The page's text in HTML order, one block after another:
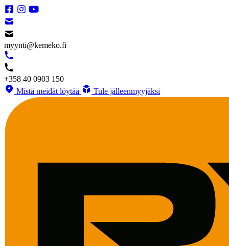
myynti@kemeko.fi
+358 40 0903 150
Mistä meidät löytää
Tule jälleenmyyjäksi